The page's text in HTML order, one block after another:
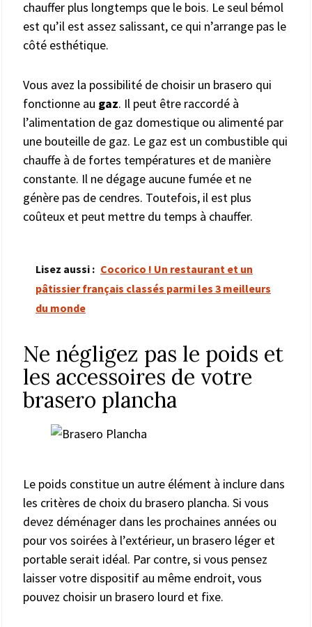
chauffer plus longtemps que le bois. Le seul bémol
est qu’il est assez salissant, ce qui n’arrange pas le
côté esthétique.
Vous avez la possibilité de choisir un brasero qui
fonctionne au gaz. Il peut être raccordé à
l’alimentation de gaz domestique ou alimenté par
une bouteille de gaz. Le gaz est un combustible qui
chauffe à de fortes températures et de manière
constante. Il ne dégage aucune fumée et ne
génère pas de cendres. Toutefois, il est plus
coûteux et peut mettre du temps à chauffer.
Lisez aussi : Cocorico ! Un restaurant et un
pâtissier français classés parmi les 3 meilleurs
du monde
Ne négligez pas le poids et
les accessoires de votre
brasero plancha
Le poids constitue un autre élément à inclure dans
les critères de choix du brasero plancha. Si vous
devez déménager dans les prochaines années ou
pour vos soirées à l’extérieur, un brasero léger et
portable serait idéal. Par contre, si vous pensez
laisser votre dispositif au même endroit, vous
pouvez choisir un brasero lourd et fixe.